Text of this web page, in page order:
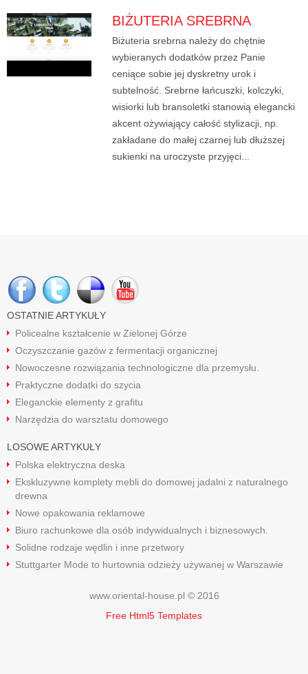
BIŻUTERIA SREBRNA
Biżuteria srebrna należy do chętnie
wybieranych dodatków przez Panie
ceniące sobie jej dyskretny urok i
subtelność. Srebrne łańcuszki, kolczyki,
wisiorki lub bransoletki stanowią elegancki
akcent ożywiający całość stylizacji, np.
zakładane do małej czarnej lub dłuższej
sukienki na uroczyste przyjęci...
OSTATNIE ARTYKUŁY
Policealne kształcenie w Zielonej Górze
Oczyszczanie gazów z fermentacji organicznej
Nowoczesne rozwiązania technologiczne dla przemysłu.
Praktyczne dodatki do szycia
Eleganckie elementy z grafitu
Narzędzia do warsztatu domowego
LOSOWE ARTYKUŁY
Polska elektryczna deska
Ekskluzywne komplety mebli do domowej jadalni z naturalnego
drewna
Nowe opakowania reklamowe
Biuro rachunkowe dla osób indywidualnych i biznesowych.
Solidne rodzaje wędlin i inne przetwory
Stuttgarter Mode to hurtownia odzieży używanej w Warszawie
www.oriental-house.pl © 2016
Free Html5 Templates